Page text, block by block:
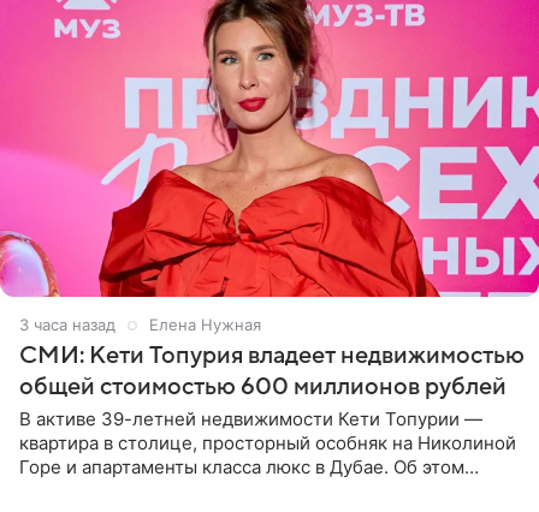
3 часа назад Елена Нужная
СМИ: Кети Топурия владеет недвижимостью
общей стоимостью 600 миллионов рублей
В активе 39-летней недвижимости Кети Топурии —
квартира в столице, просторный особняк на Николиной
Горе и апартаменты класса люкс в Дубае. Об этом